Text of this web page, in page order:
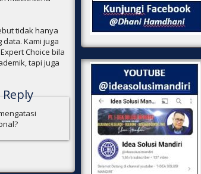
tidak hanya
Kami juga
Choice bila
tapi juga
Reply